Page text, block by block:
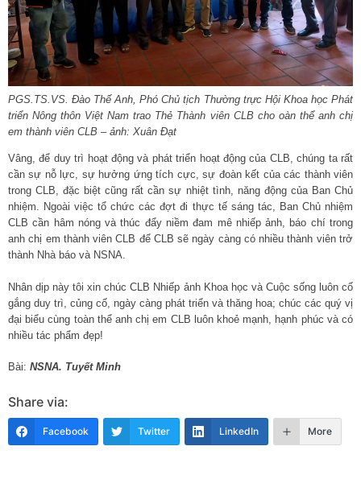
PGS.TS.VS. Đào Thế Anh, Phó Chủ tịch Thường trực Hội Khoa học Phát
triển Nông thôn Việt Nam trao Thẻ Thành viên CLB cho oàn thể anh chị
em thành viên CLB – ảnh: Xuân Đạt
Vâng, để duy trì hoạt động và phát triển hoạt động của CLB, chúng ta rất
cần sự nỗ lực, sự hưởng ứng tích cực, sự đoàn kết của các thành viên
trong CLB, đặc biệt cũng rất cần sự nhiệt tình, năng động của Ban Chủ
nhiệm. Ngoài việc tổ chức các đợt đi thực tế sáng tác, Ban Chủ nhiệm
CLB cần hâm nóng và thúc đẩy niềm đam mê nhiếp ảnh, báo chí trong
anh chị em thành viên CLB để CLB sẽ ngày càng có nhiều thành viên trở
thành Nhà báo và NSNA.
Nhân dịp này tôi xin chúc CLB Nhiếp ảnh Khoa học và Cuộc sống luôn cố
gắng duy trì, củng cố, ngày càng phát triển và thăng hoa; chúc các quý vị
đại biểu cùng toàn thể anh chị em CLB luôn khoẻ mạnh, hạnh phúc và có
nhiều tác phẩm đẹp!
Bài: NSNA. Tuyết Minh
Share via:
Facebook Twitter LinkedIn More